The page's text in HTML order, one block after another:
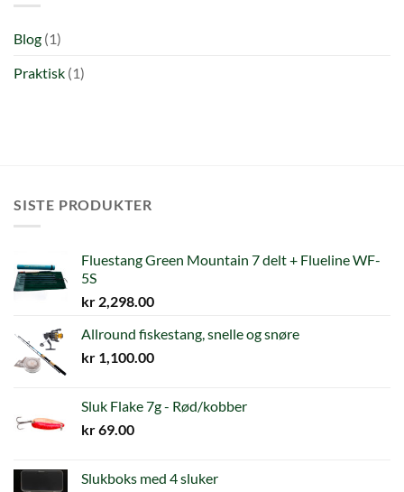
Blog (1)
Praktisk (1)
SISTE PRODUKTER
Fluestang Green Mountain 7 delt + Flueline WF-
5S
kr 2,298.00
Allround fiskestang, snelle og snøre
kr 1,100.00
Sluk Flake 7g - Rød/kobber
kr69.00
Slukboks med 4 sluker